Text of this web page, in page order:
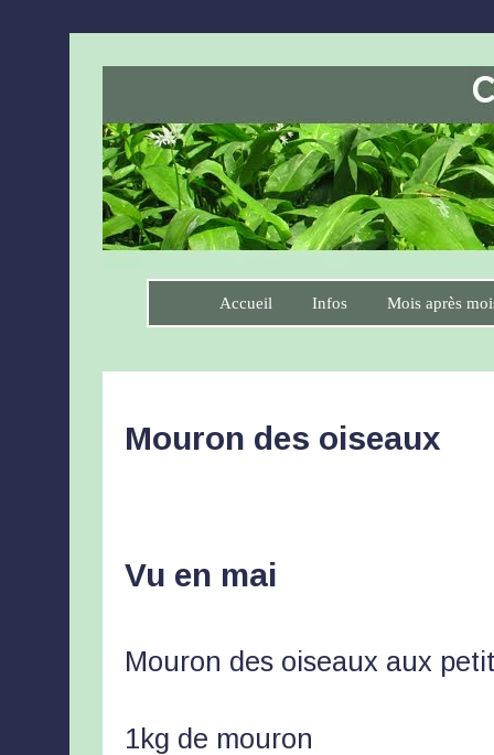
Accueil Infos Mois après
Mouron des oiseaux
Vu en mai
Mouron des oiseaux aux
1kg de mouron